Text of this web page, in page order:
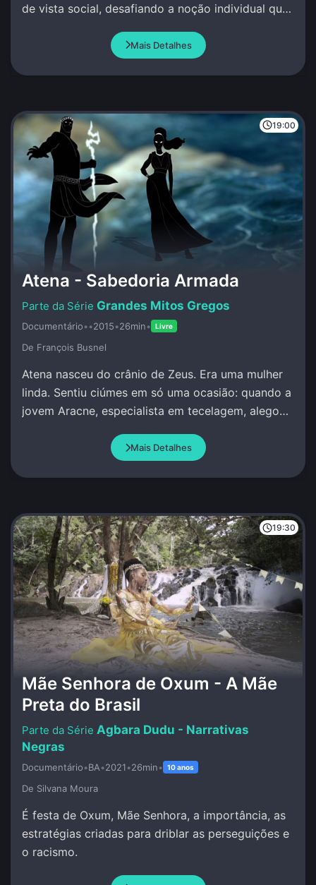
de vista social, desafiando a noção individual que
Mais Detalhes
19:00
Atena - Sabedoria Armada
Grandes Mitos Gregos
Documentário••2015•26min• Livre
De François Busnel
Atena nasceu do crânio de Zeus. Era uma mulher
linda. Sentiu ciúmes em só uma ocasião: quando a
jovem Aracne, especialista em tecelagem, alegou
Mais Detalhes
19:30
Mãe Senhora de Oxum - A Mãe
Preta do Brasil
Agbara Dudu - Narrativas
Negras
Documentário•BA•2021•26min• 10 anos
De Silvana Moura
É festa de Oxum, Mãe Senhora, a importância, as
estratégias criadas para driblar as perseguições e
o racismo.